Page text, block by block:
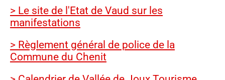
> Le site de l'Etat de Vaud sur les
manifestations
> Règlement général de police de la
Commune du Chenit